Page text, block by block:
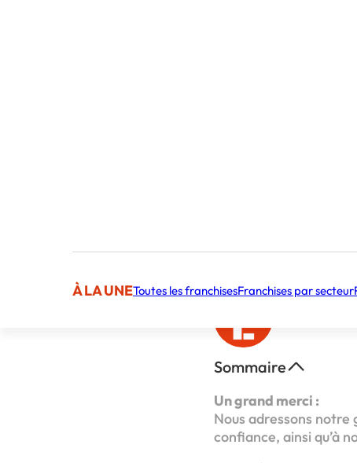
À LA UNEToutes les franchisesFranchises par secteur
Sommaire
Un grand merci :
Nous adressons
confiance, ainsi qu’à